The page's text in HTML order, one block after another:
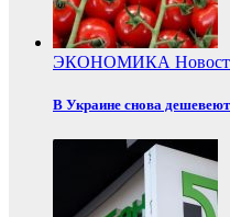
ЭКОНОМИКА
В Украине снова